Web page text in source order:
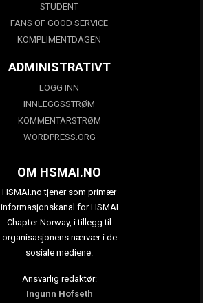
STUDENT
FANS OF GOOD SERVICE
KOMPLIMENTDAGEN
ADMINISTRATIVT
LOGG INN
INNLEGGSSTRØM
KOMMENTARSTRØM
WORDPRESS.ORG
OM HSMAI.NO
HSMAI.no tjener som primær
informasjonskanal for HSMAI
Chapter Norway, i tillegg til
organisasjonens nærvær i de
sosiale mediene.
Ansvarlig redaktør:
Ingunn Hofseth